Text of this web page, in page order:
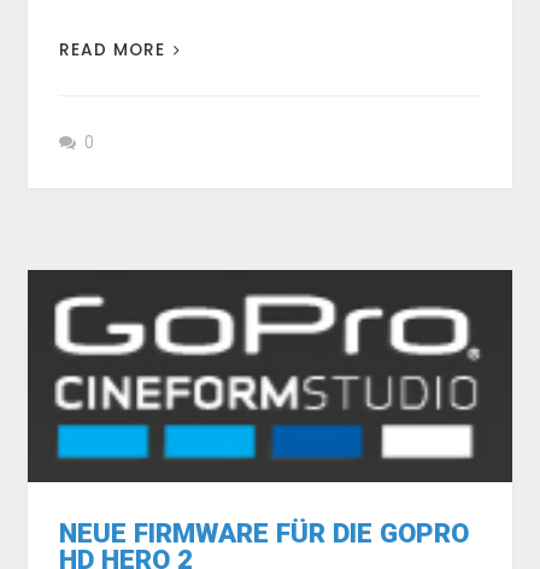
READ MORE
0
NEUE FIRMWARE FÜR DIE GOPRO
HD HERO 2